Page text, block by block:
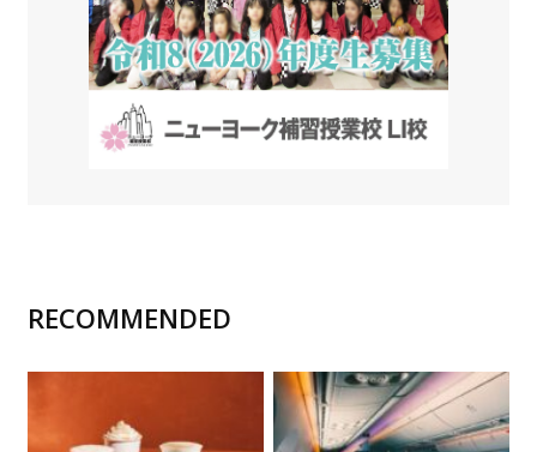
RECOMMENDED